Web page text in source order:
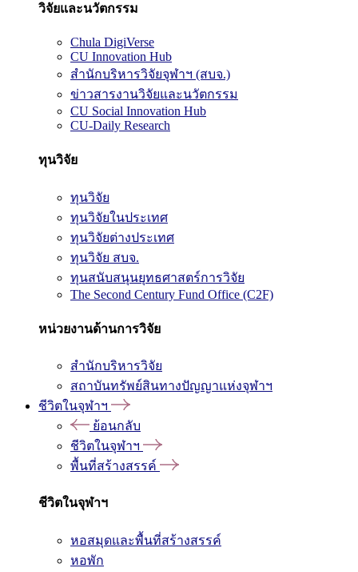
วิจัยและนวัตกรรม
Chula DigiVerse
CU Innovation Hub
สำนักบริหารวิจัยจุฬาฯ (สบจ.)
ข่าวสารงานวิจัยและนวัตกรรม
CU Social Innovation Hub
CU-Daily Research
ทุนวิจัย
ทุนวิจัย
ทุนวิจัยในประเทศ
ทุนวิจัยต่างประเทศ
ทุนวิจัย สบจ.
ทุนสนับสนุนยุทธศาสตร์การวิจัย
The Second Century Fund Office (C2F)
หน่วยงานด้านการวิจัย
สำนักบริหารวิจัย
สถาบันทรัพย์สินทางปัญญาแห่งจุฬาฯ
ชีวิตในจุฬาฯ
ย้อนกลับ
ชีวิตในจุฬาฯ
พื้นที่สร้างสรรค์
ชีวิตในจุฬาฯ
หอสมุดและพื้นที่สร้างสรรค์
หอพัก